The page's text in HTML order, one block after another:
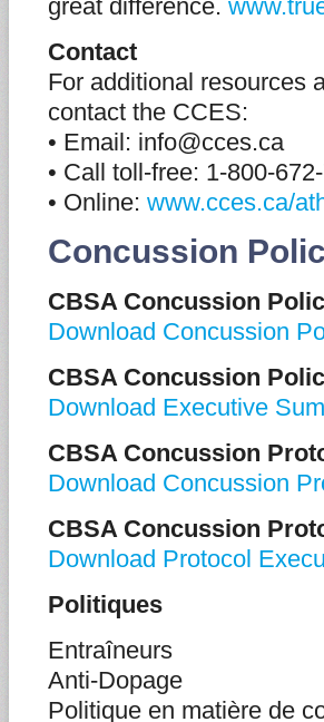
great difference.
Contact
For additional resources
contact the CCES:
• Email: info@cces.ca
• Call toll-free: 1-800-
• Online: www.cces.ca/
Concussion
CBSA Concussion
Download Concussion
CBSA Concussion
Download Executive
CBSA Concussion
Download Concussion
CBSA Concussion
Download Protocol
Politiques
Entraîneurs
Anti-Dopage
Politique en matière de